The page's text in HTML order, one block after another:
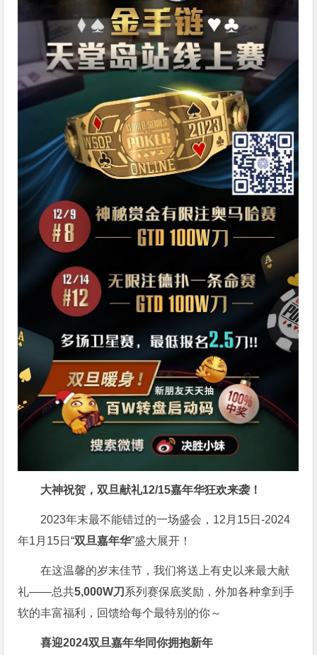
大神祝贺，双旦献礼12/15嘉年华狂欢来袭！
2023年末最不能错过的一场盛会，12月15日-2024
年1月15日“双旦嘉年华”盛大展开！
在这温馨的岁末佳节，我们将送上有史以来最大献
礼——总共5,000W刀 系列赛保底奖励，外加各种拿到手
软的丰富福利，回馈给每个最特别的你～
喜迎2024双旦嘉年华同你拥抱新年